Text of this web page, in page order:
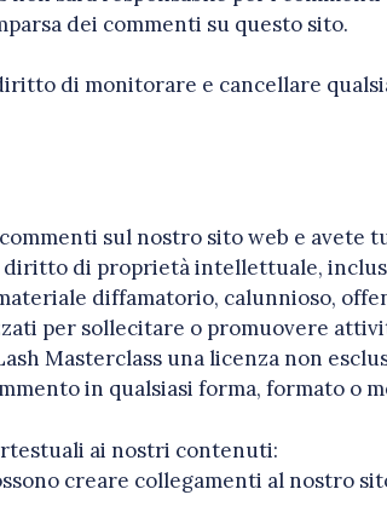
dei commenti su questo sito.
di monitorare e cancellare
sul nostro sito web e avete
di proprietà intellettuale,
diffamatorio, calunnioso,
per sollecitare o promuovere
Masterclass una licenza non
in qualsiasi forma, formato o
ai nostri contenuti:
creare collegamenti al nostro